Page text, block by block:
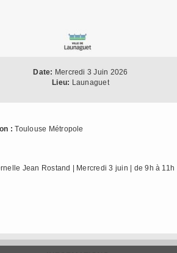
Date: Mercredi 3 Juin 2026
Lieu: Launaguet
: Toulouse Métropole
Jean Rostand | Mercredi 3 juin | de 9h à 11h